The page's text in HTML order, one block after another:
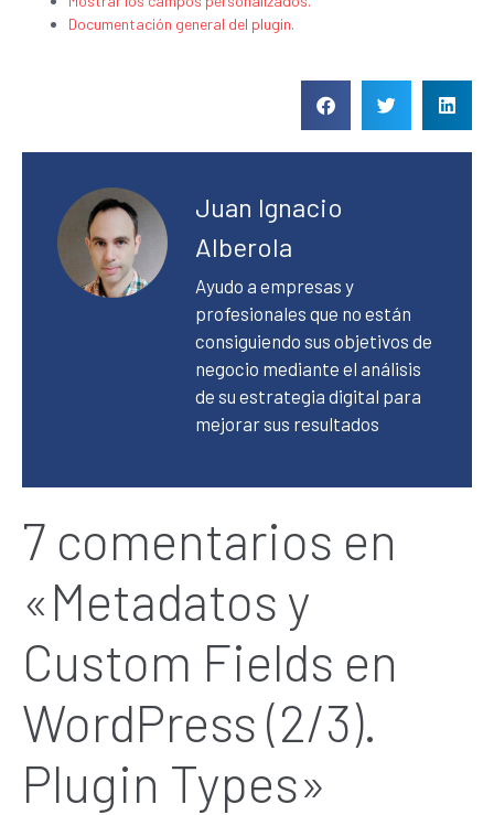
Documentación general del plugin.
Juan Ignacio
Alberola
Ayudo a empresas y
profesionales que no están
consiguiendo sus objetivos de
negocio mediante el análisis
de su estrategia digital para
mejorar sus resultados
7 comentarios en
«Metadatos y
Custom Fields en
WordPress (2/3).
Plugin Types»